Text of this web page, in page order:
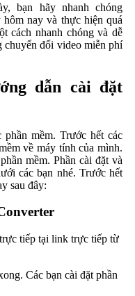
bạn hãy nhanh chóng
nay và thực hiện quá
cách nhanh chóng và dễ
chuyển đổi video miễn phí
dẫn cài đặt
mềm. Trước hết các
về máy tính của mình.
mềm. Phần cài đặt và
các bạn nhé. Trước hết
sau đây:
tiếp tại link trực tiếp từ
Các bạn cài đặt phần